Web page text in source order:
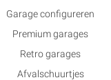
Garage configureren
Premium garages
Retro garages
Afvalschuurtjes